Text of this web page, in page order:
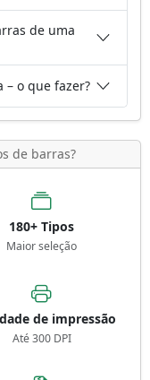
de uma
– o que fazer?
de barras?
180+ Tipos
Maior seleção
de impressão
Até 300 DPI